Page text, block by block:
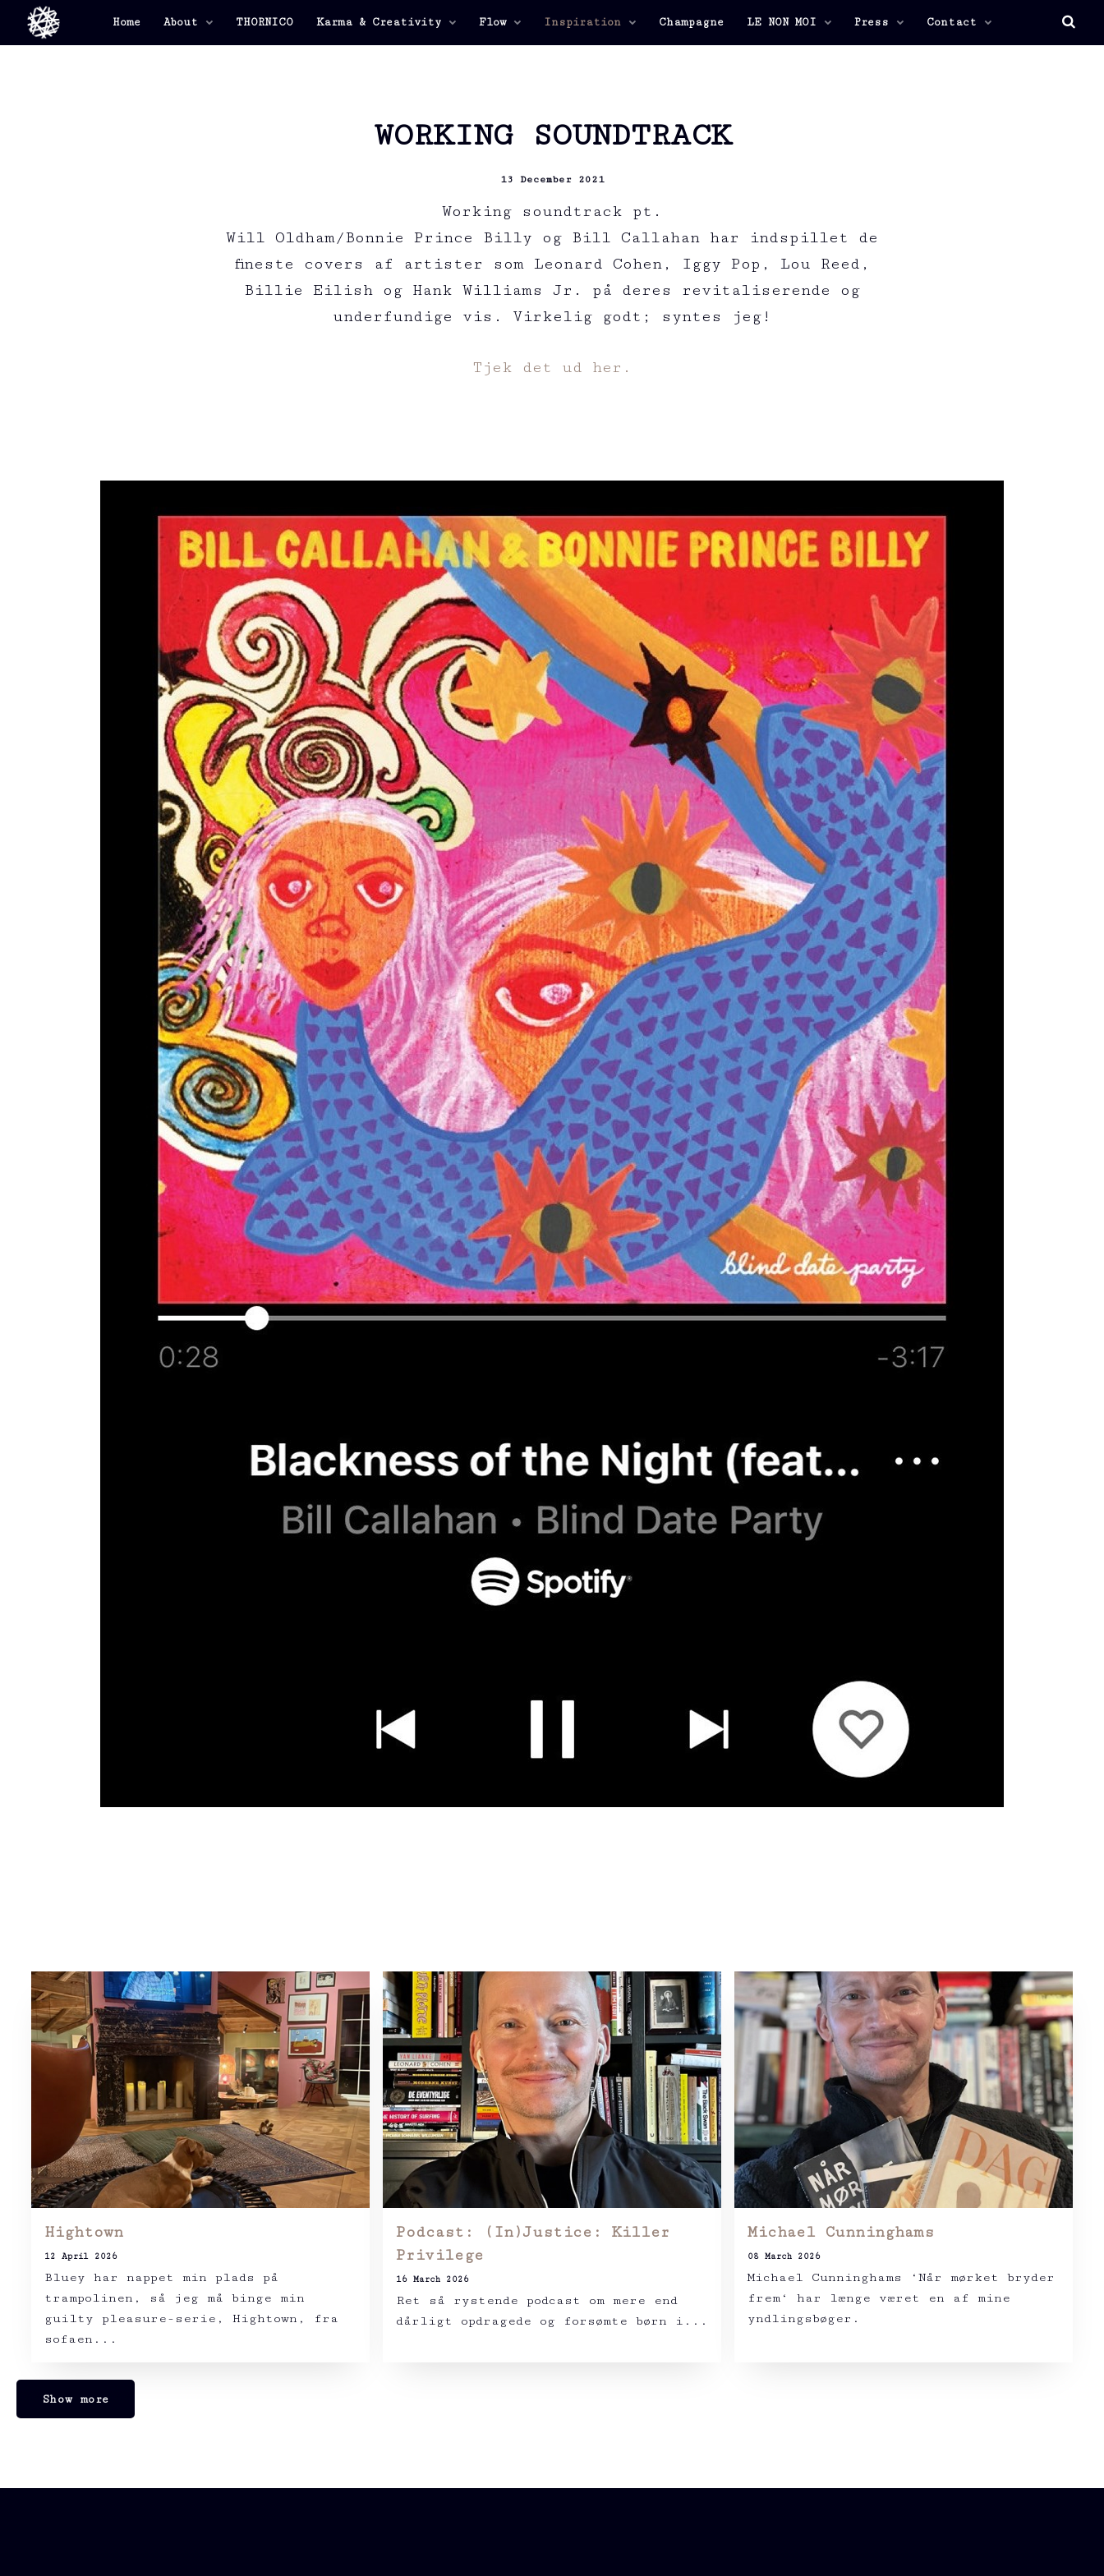
Home About THORNICO Karma & Creativity Flow Inspiration Champagne LE NON MOI Press Contact
WORKING SOUNDTRACK
13 December 2021
Working soundtrack pt.
Will Oldham/Bonnie Prince Billy og Bill Callahan har indspillet de
fineste covers af artister som Leonard Cohen, Iggy Pop, Lou Reed,
Billie Eilish og Hank Williams Jr. på deres revitaliserende og
underfundige vis. Virkelig godt; syntes jeg!
Tjek det ud her.
Hightown
12 April 2026
Bluey har nappet min plads på
trampolinen, så jeg må binge min
guilty pleasure-serie, Hightown, fra
sofaen...
Podcast: (In)Justice: Killer
Privilege
16 March 2026
Ret så rystende podcast om mere end
dårligt opdragede og forsømte børn i...
Michael Cunninghams
08 March 2026
Michael Cunninghams ‘Når mørket bryder
frem‘ har længe været en af mine
yndlingsbøger.
Show more